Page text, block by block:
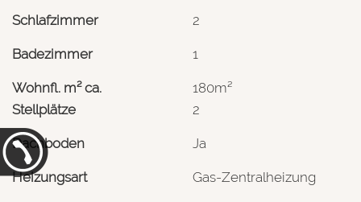
Schlafzimmer 2
Badezimmer 1
Wohnfl. m² ca.
180m²
Stellplätze
2
Dachboden Ja
Heizungsart Gas-Zentralheizung